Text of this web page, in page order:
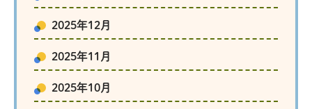
2025年12月
2025年11月
2025年10月